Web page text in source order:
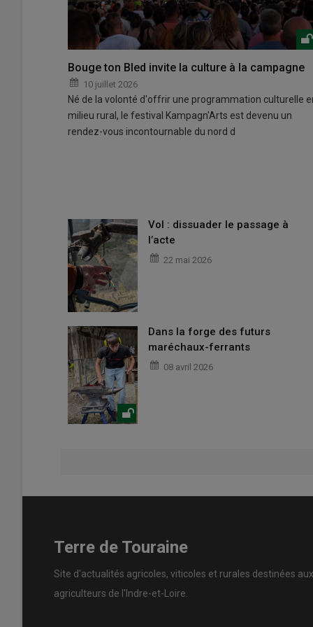
Bouge ton Bled invite la culture à la campagne
10 juillet 2026
Né de la volonté d'offrir une programmation culturelle
milieu rural, le festival Kampagn'Arts est devenu un
rendez-vous incontournable du nord d
Vol : dissuader le passage à
l’acte
22 mai 2026
Dans la forge des futurs
maréchaux-ferrants
08 avril 2026
Terre de Touraine
Site d'actualités agricoles, viticoles et rurales destinées aux
agriculteurs de l'Indre-et-Loire.